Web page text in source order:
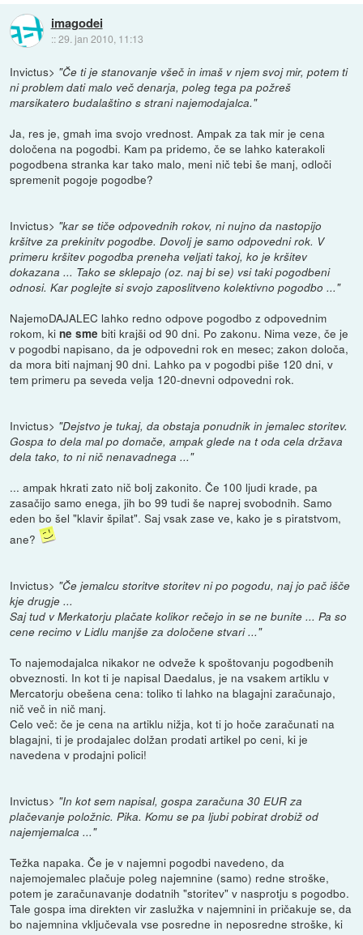
imagodei
::29. jan 2010, 11:13
Invictus> "Če ti je stanovanje všeč in imaš v njem svoj mir, potem ti
ni problem dati malo več denarja, poleg tega pa požreš
marsikatero budalaštino s strani najemodajalca."
Ja, res je, gmah ima svojo vrednost. Ampak za tak mir je cena
določena na pogodbi. Kam pa pridemo, če se lahko katerakoli
pogodbena stranka kar tako malo, meni nič tebi še manj, odloči
spremenit pogoje pogodbe?
Invictus> "kar se tiče odpovednih rokov, ni nujno da nastopijo
kršitve za prekinitv pogodbe. Dovolj je samo odpovedni rok. V
primeru kršitev pogodba preneha veljati takoj, ko je kršitev
dokazana ... Tako se sklepajo (oz. naj bi se) vsi taki pogodbeni
odnosi. Kar poglejte si svojo zaposlitveno kolektivno pogodbo ..."
NajemoDAJALEC lahko redno odpove pogodbo z odpovednim
rokom, kine sme biti krajši od 90 dni. Po zakonu. Nima veze, če je
v pogodbi napisano, da je odpovedni rok en mesec; zakon določa,
da mora biti najmanj 90 dni. Lahko pa v pogodbi piše 120 dni, v
tem primeru pa seveda velja 120-dnevni odpovedni rok.
Invictus> "Dejstvo je tukaj, da obstaja ponudnik in jemalec storitev.
Gospa to dela mal po domače, ampak glede na t oda cela država
dela tako, to ni nič nenavadnega ..."
... ampak hkrati zato nič bolj zakonito. Če 100 ljudi krade, pa
zasačijo samo enega, jih bo 99 tudi še naprej svobodnih. Samo
eden bo šel "klavir špilat". Saj vsak zase ve, kako je s piratstvom,
ane?
Invictus> "Če jemalcu storitve storitev ni po pogodu, naj jo pač išče
kje drugje ...
Saj tud v Merkatorju plačate kolikor rečejo in se ne bunite ... Pa so
cene recimo v Lidlu manjše za določene stvari ..."
To najemodajalca nikakor ne odveže k spoštovanju pogodbenih
obveznosti. In kot ti je napisal Daedalus, je na vsakem artiklu v
Mercatorju obešena cena: toliko ti lahko na blagajni zaračunajo,
nič več in nič manj.
Celo več: če je cena na artiklu nižja, kot ti jo hoče zaračunati na
blagajni, ti je prodajalec dolžan prodati artikel po ceni, ki je
navedena v prodajni polici!
Invictus> "In kot sem napisal, gospa zaračuna 30 EUR za
plačevanje položnic. Pika. Komu se pa ljubi pobirat drobiž od
najemjemalca ..."
Težka napaka. Če je v najemni pogodbi navedeno, da
najemojemalec plačuje poleg najemnine (samo) redne stroške,
potem je zaračunavanje dodatnih "storitev" v nasprotju s pogodbo.
Tale gospa ima direkten vir zaslužka v najemnini in pričakuje se, da
bo najemnina vključevala vse posredne in neposredne stroške, ki